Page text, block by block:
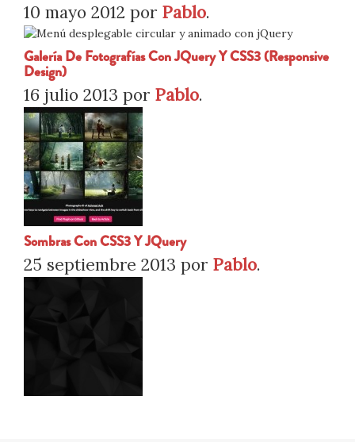
10 mayo 2012 por Pablo.
Galería De Fotografías Con JQuery Y CSS3 (responsive
Design)
16 julio 2013 por Pablo.
Sombras Con CSS3 Y JQuery
25 septiembre 2013 por Pablo.